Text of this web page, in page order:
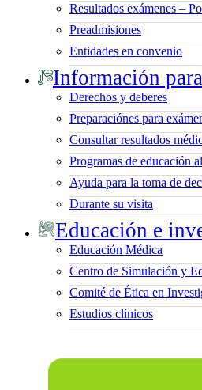
Resultados exámenes –
Preadmisiones
Entidades en convenio
Información
Derechos y deberes
Preparaciónes para
Consultar resultados
Programas de educación
Ayuda para la toma de
Durante su visita
Educación e
Educación Médica
Centro de Simulación y
Comité de Ética en
Estudios clínicos